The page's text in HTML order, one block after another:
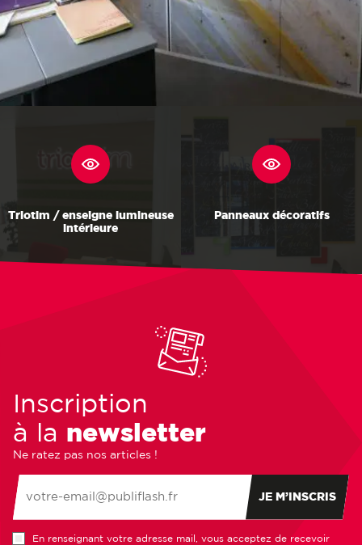
Triotim / enseigne lumineuse
intérieure
Panneaux décoratifs
Inscription
à la newsletter
Ne ratez pas nos articles !
JE M’INSCRIS
En renseignant votre adresse mail, vous acceptez de recevoir